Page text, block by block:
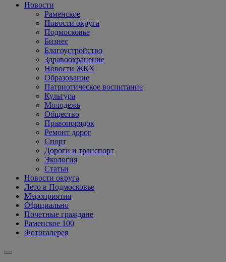
Новости
Раменское
Новости округа
Подмосковье
Бизнес
Благоустройство
Здравоохранение
Новости ЖКХ
Образование
Патриотическое воспитание
Культура
Молодежь
Общество
Правопорядок
Ремонт дорог
Спорт
Дороги и транспорт
Экология
Статьи
Новости округа
Лето в Подмосковье
Мероприятия
Официально
Почетные граждане
Раменское 100
Фотогалерея